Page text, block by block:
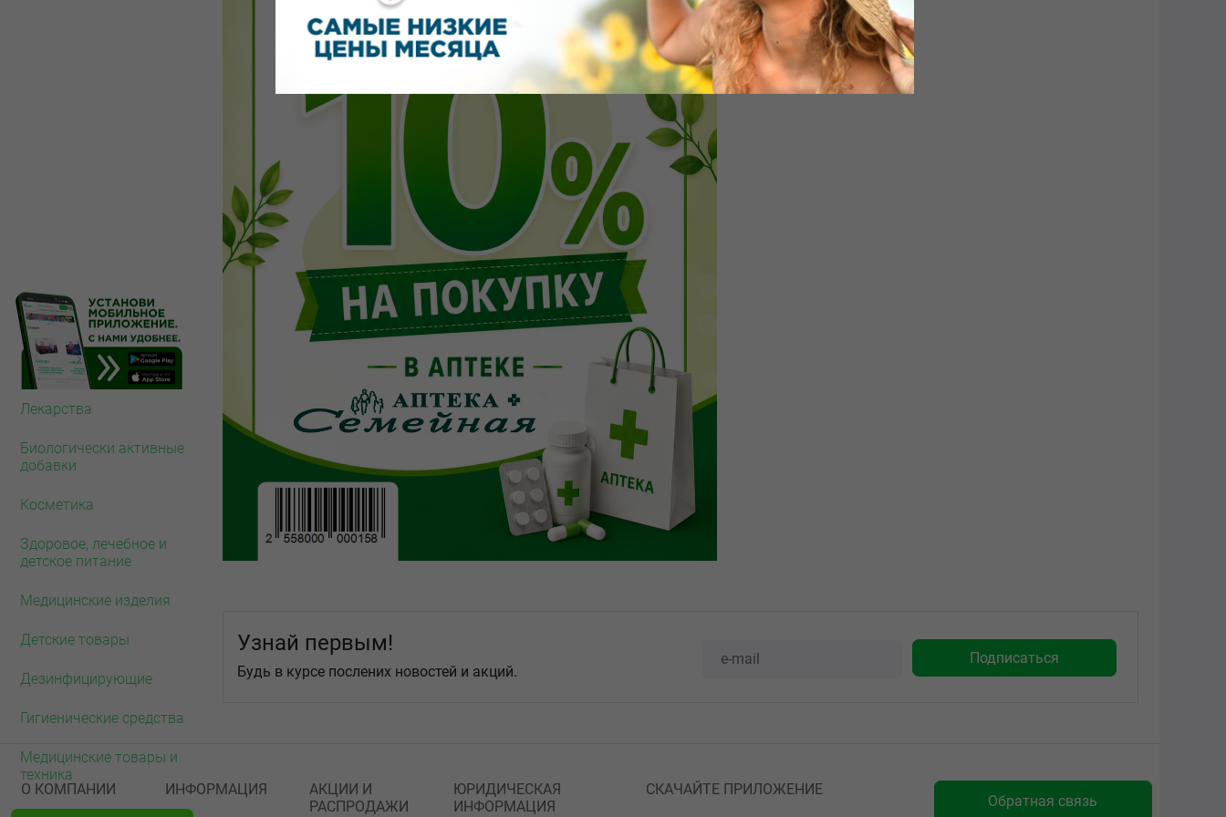
Лекарства
Биологически активные
добавки
Косметика
Здоровое, лечебное и
детское питание
Медицинские изделия
Детские товары
Дезинфицирующие
Гигиенические средства
Медицинские товары и
техника
Узнай первым!
Будь в курсе послених новостей и акций.
О КОМПАНИИ ИНФОРМАЦИЯ
АКЦИИ И
РАСПРОДАЖИ
ЮРИДИЧЕСКАЯ
ИНФОРМАЦИЯ
СКАЧАЙТЕ ПРИЛОЖЕНИЕ
Обратная связь